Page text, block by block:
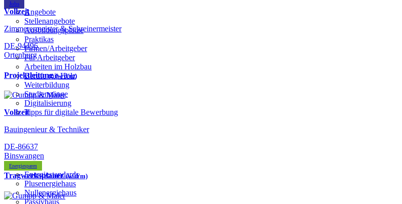
Jobs
Angebote
Stellenangebote
Ausbildungsplätze
Praktikas
Firmen/Arbeitgeber
Für Arbeitgeber
Arbeiten im Holzbau
Berufe mit Holz
Weiterbildung
Studiengänge
Digitalisierung
Tipps für digitale Bewerbung
Energiesparen
Energiestandards
Plusenergiehaus
Nullenergiehaus
Passivhaus
Vollzeit
Zimmerermeister & Schreinermeister
DE-94496
Ortenburg
Projektleitung(w/d/m)
Vollzeit
Bauingenieur & Techniker
DE-86637
Binswangen
Tragwerksplaner(w/d/m)